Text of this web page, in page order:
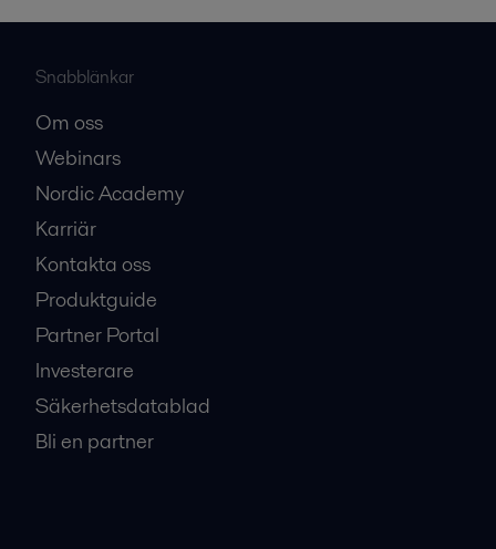
Snabblänkar
Om oss
Webinars
Nordic Academy
Karriär
Kontakta oss
Produktguide
Partner Portal
Investerare
Säkerhetsdatablad
Bli en partner